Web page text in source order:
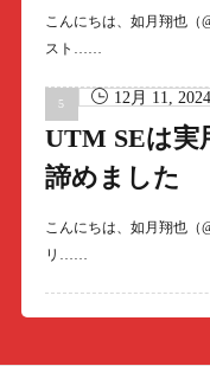
こんにちは、如月翔也（
スト……
12月 11, 2024
UTM SEは実
諦めました
こんにちは、如月翔也（
リ……